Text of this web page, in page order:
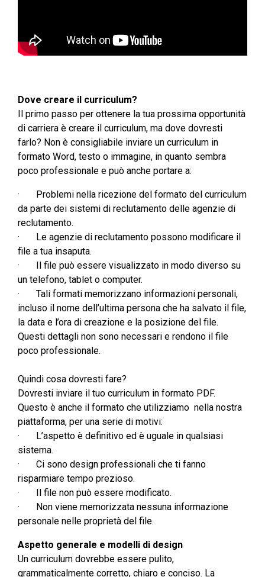
Dove creare il curriculum?
Il primo passo per ottenere la tua prossima opportunità
di carriera è creare il curriculum, ma dove dovresti
farlo? Non è consigliabile inviare un curriculum in
formato Word, testo o immagine, in quanto sembra
poco professionale e può anche portare a:
· Problemi nella ricezione del formato del curriculum
da parte dei sistemi di reclutamento delle agenzie di
reclutamento.
· Le agenzie di reclutamento possono modificare il
file a tua insaputa.
· Il file può essere visualizzato in modo diverso su
un telefono, tablet o computer.
· Tali formati memorizzano informazioni personali,
incluso il nome dell’ultima persona che ha salvato il file,
la data e l’ora di creazione e la posizione del file.
Questi dettagli non sono necessari e rendono il file
poco professionale.
Quindi cosa dovresti fare?
Dovresti inviare il tuo curriculum in formato PDF.
Questo è anche il formato che utilizziamo nella nostra
piattaforma, per una serie di motivi:
· L’aspetto è definitivo ed è uguale in qualsiasi
sistema.
· Ci sono design professionali che ti fanno
risparmiare tempo prezioso.
· Il file non può essere modificato.
· Non viene memorizzata nessuna informazione
personale nelle proprietà del file.
Aspetto generale e modelli di design
Un curriculum dovrebbe essere pulito,
grammaticalmente corretto, chiaro e conciso. La